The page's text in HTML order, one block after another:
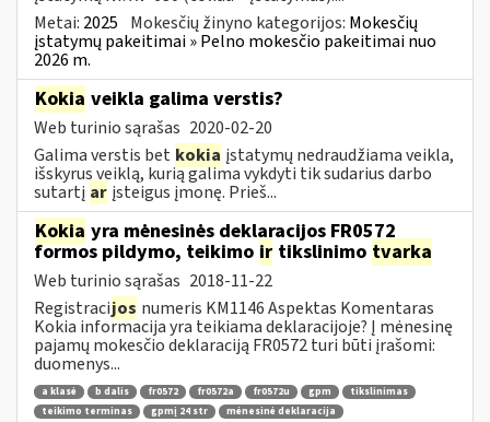
Metai: 2025 Mokesčių žinyno kategorijos: Mokesčių
įstatymų pakeitimai » Pelno mokesčio pakeitimai nuo
2026 m.
Kokia veikla galima verstis?
Web turinio sąrašas 2020-02-20
Galima verstis bet kokia įstatymų nedraudžiama veikla,
išskyrus veiklą, kurią galima vykdyti tik sudarius darbo
sutartį ar įsteigus įmonę. Prieš...
Kokia yra mėnesinės deklaracijos FR0572
formos pildymo, teikimo ir tikslinimo tvarka
Web turinio sąrašas 2018-11-22
Registracijos numeris KM1146 Aspektas Komentaras
Kokia informacija yra teikiama deklaracijoje? Į mėnesinę
pajamų mokesčio deklaraciją FR0572 turi būti įrašomi:
duomenys...
a klasė b dalis fr0572 fr0572a fr0572u gpm
tikslinimas
teikimo terminas
gpmį 24 str
mėnesinė deklaracija